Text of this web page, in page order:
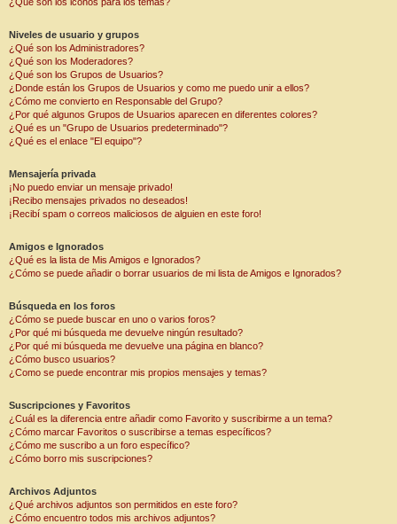
Niveles de usuario y grupos
¿Qué son los Administradores?
¿Qué son los Moderadores?
¿Qué son los Grupos de Usuarios?
¿Donde están los Grupos de Usuarios y como me puedo unir a ellos?
¿Cómo me convierto en Responsable del Grupo?
¿Por qué algunos Grupos de Usuarios aparecen en diferentes colores?
¿Qué es un "Grupo de Usuarios predeterminado"?
¿Qué es el enlace "El equipo"?
Mensajería privada
¡No puedo enviar un mensaje privado!
¡Recibo mensajes privados no deseados!
¡Recibí spam o correos maliciosos de alguien en este foro!
Amigos e Ignorados
¿Qué es la lista de Mis Amigos e Ignorados?
¿Cómo se puede añadir o borrar usuarios de mi lista de Amigos e Ignorados?
Búsqueda en los foros
¿Cómo se puede buscar en uno o varios foros?
¿Por qué mi búsqueda me devuelve ningún resultado?
¿Por qué mi búsqueda me devuelve una página en blanco?
¿Cómo busco usuarios?
¿Como se puede encontrar mis propios mensajes y temas?
Suscripciones y Favoritos
¿Cuál es la diferencia entre añadir como Favorito y suscribirme a un tema?
¿Cómo marcar Favoritos o suscribirse a temas específicos?
¿Cómo me suscribo a un foro específico?
¿Cómo borro mis suscripciones?
Archivos Adjuntos
¿Qué archivos adjuntos son permitidos en este foro?
¿Cómo encuentro todos mis archivos adjuntos?